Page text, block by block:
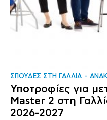
ΣΠΟΥΔΕΣ ΣΤΗ ΓΑΛΛΙΑ
Υποτροφίες για
Master 2 στη
2026-2027